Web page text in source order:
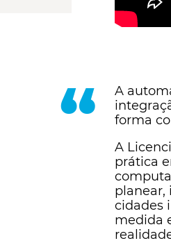
“
A
forma
A
prática
planear,
cidades
medida